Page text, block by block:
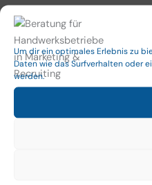
Um dir ein optimales Erlebnis zu
Daten wie das Surfverhalten oder
werden.